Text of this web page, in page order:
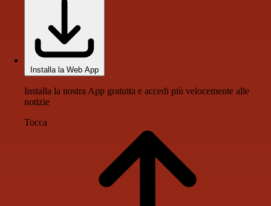
Installa la Web App
Installa la nostra App gratuita e accedi più velocemente alle
notizie
Tocca